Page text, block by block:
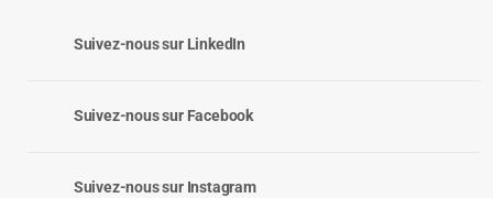
Suivez-nous sur LinkedIn
Suivez-nous sur Facebook
Suivez-nous sur Instagram